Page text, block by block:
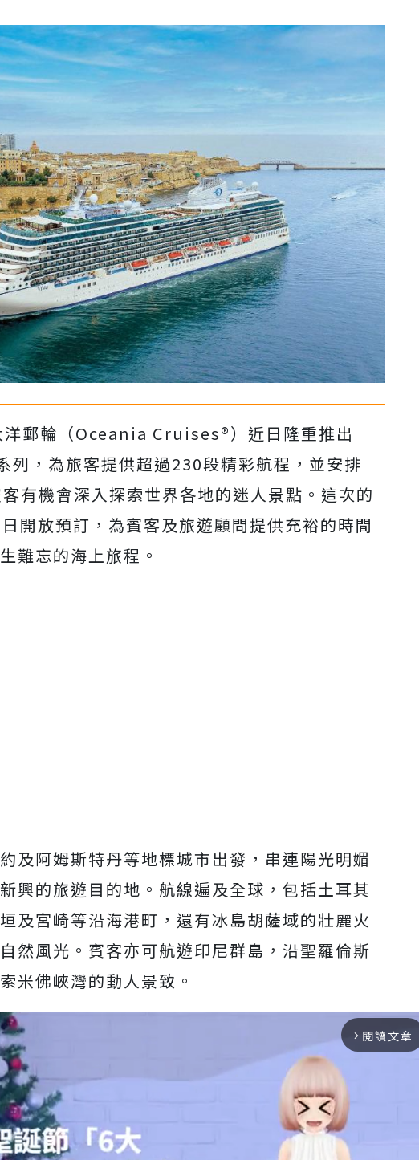
郵輪（Oceania Cruises®）近日隆重推出
列，為旅客提供超過230段精彩航程，並安排
有機會深入探索世界各地的迷人景點。這次的
開放預訂，為賓客及旅遊顧問提供充裕的時間
難忘的海上旅程。
及阿姆斯特丹等地標城市出發，串連陽光明媚
興的旅遊目的地。航線遍及全球，包括土耳其
及宮崎等沿海港町，還有冰島胡薩域的壯麗火
然風光。賓客亦可航遊印尼群島，沿聖羅倫斯
米佛峽灣的動人景致。
arrow_forward_ios 閱讀文章